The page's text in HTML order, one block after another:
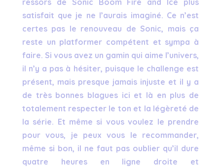
satisfait que je ne l’aurais imaginé. Ce n’est
certes pas le renouveau de Sonic, mais ça
reste un platformer compétent et sympa à
faire. Si vous avez un gamin qui aime l’univers,
il n’y a pas à hésiter, puisque le challenge est
présent, mais presque jamais injuste et il y a
de très bonnes blagues ici et là en plus de
totalement respecter le ton et la légèreté de
la série. Et même si vous voulez le prendre
pour vous, je peux vous le recommander,
même si bon, il ne faut pas oublier qu’il dure
quatre heures en ligne droite et